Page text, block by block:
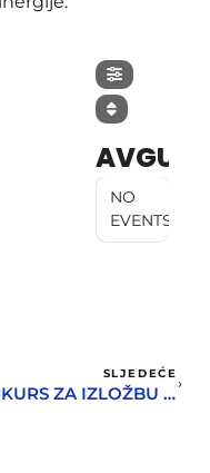
AVGUST
NO
EVENTS
SLJEDEĆE
KONKURS ZA IZLOŽBU HERCEGNOVSKIH FOTOGRAFA